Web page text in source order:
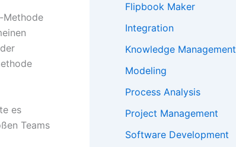
Methode
es
Teams
Flipbook Maker
Integration
Knowledge Management
Modeling
Process Analysis
Project Management
Software Development